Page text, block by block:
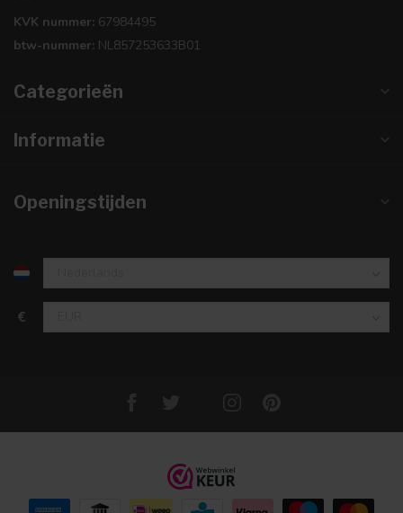
KVK nummer: 67984495
btw-nummer: NL857253633B01
Categorieën
Informatie
Openingstijden
€